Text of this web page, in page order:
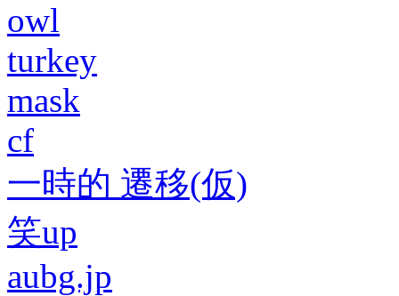
owl
turkey
mask
cf
一時的 遷移(仮)
笑up
aubg.jp